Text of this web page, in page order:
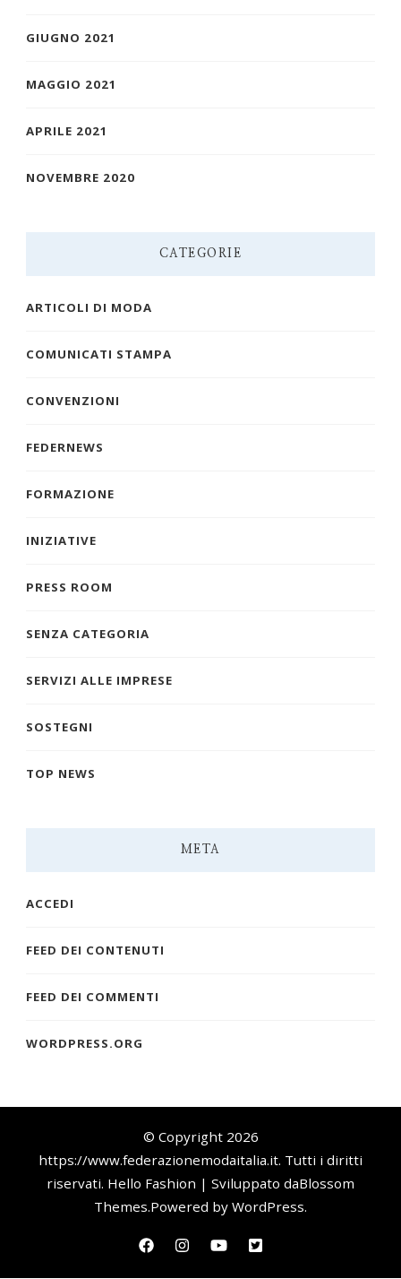
GIUGNO 2021
MAGGIO 2021
APRILE 2021
NOVEMBRE 2020
CATEGORIE
ARTICOLI DI MODA
COMUNICATI STAMPA
CONVENZIONI
FEDERNEWS
FORMAZIONE
INIZIATIVE
PRESS ROOM
SENZA CATEGORIA
SERVIZI ALLE IMPRESE
SOSTEGNI
TOP NEWS
META
ACCEDI
FEED DEI CONTENUTI
FEED DEI COMMENTI
WORDPRESS.ORG
© Copyright 2026
https://www.federazionemodaitalia.it. Tutti i diritti
riservati. Hello Fashion | Sviluppato daBlossom
Themes.Powered by WordPress.